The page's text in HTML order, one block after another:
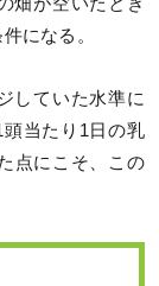
になる。
していた水準に
当たり1日の乳
点にこそ、この